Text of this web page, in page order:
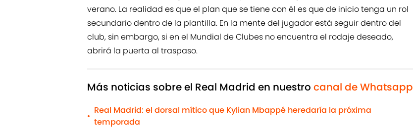
verano. La realidad es que el plan que se tiene con él es que de inicio tenga un rol
secundario dentro de la plantilla. En la mente del jugador está seguir dentro del
club, sin embargo, si en el Mundial de Clubes no encuentra el rodaje deseado,
abrirá la puerta al traspaso.
Más noticias sobre el Real Madrid en nuestro canal de Whatsapp
•
Real Madrid: el dorsal mítico que Kylian Mbappé heredaría la próxima
temporada